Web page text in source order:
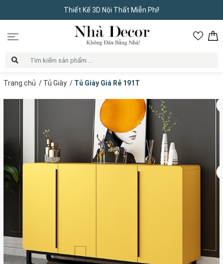
Thiết Kế 3D Nội Thất Miễn Phí!
Trang chủ / Tủ Giày / Tủ Giày Giá Rẻ 191T